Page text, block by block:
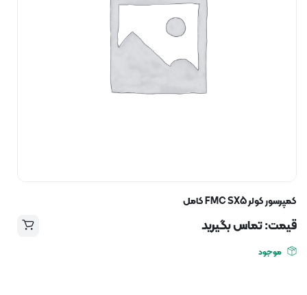
کمپرسور کولر FMC SX5 کامل
قیمت: تماس بگیرید
موجود